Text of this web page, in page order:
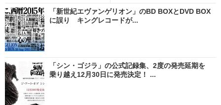
「新世紀エヴァンゲリオン」のBD BOXとDVD BOX
に誤り キングレコードが...
「シン・ゴジラ」の公式記録集、2度の発売延期を
乗り越え12月30日に発売決定！ ...